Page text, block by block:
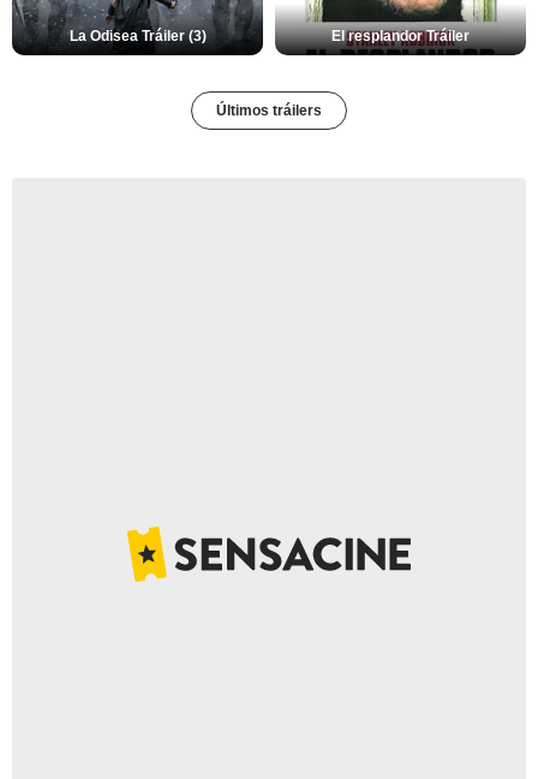
La Odisea Tráiler (3) El resplandor Tráiler
Últimos tráilers